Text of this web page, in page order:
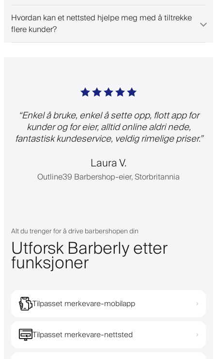
Hvordan kan et nettsted hjelpe meg med å tiltrekke
flere kunder?
“Enkel å bruke, enkel å sette opp, flott app for
kunder og for eier, alltid online aldri nede,
fantastisk kundeservice, veldig rimelige priser.”
Laura V.
Outline39 Barbershop-eier, Storbritannia
Alt du trenger for å drive barbershopen din
Utforsk Barberly etter
funksjoner
Tilpasset merkevare-mobilapp ›
Tilpasset merkevare-nettsted ›